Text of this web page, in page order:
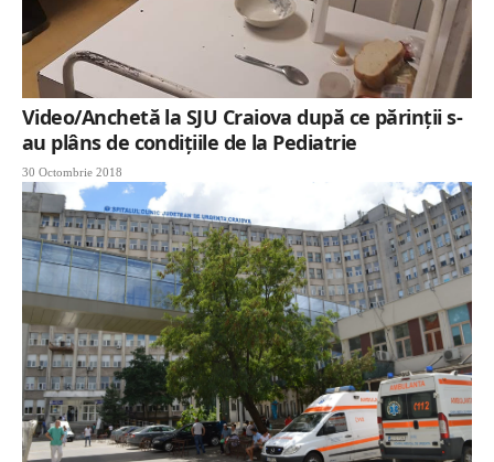
Video/Anchetă la SJU Craiova după ce părinţii s-
au plâns de condiţiile de la Pediatrie
30 Octombrie 2018